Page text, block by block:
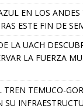
EN LOS ANDES
ESTE FIN DE
LA UACH
LA FUERZA
TREN TEMUCO-
SU